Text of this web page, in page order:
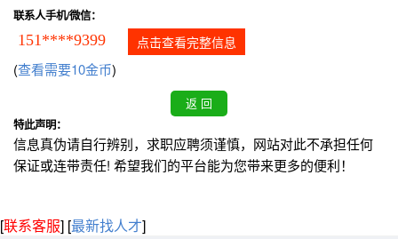
联系人手机/微信：
151****9399 点击查看完整信息
(查看需要10金币)
特此声明：
信息真伪请自行辨别，求职应聘须谨慎，网站对此不承担任何
保证或连带责任! 希望我们的平台能为您带来更多的便利！
[联系客服] [最新找人才]